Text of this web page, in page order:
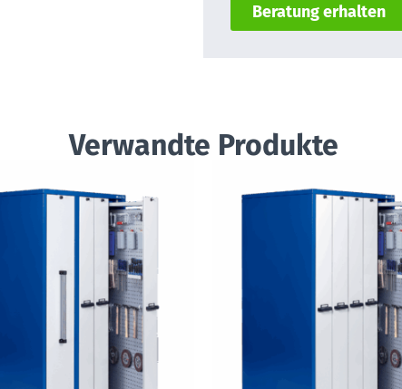
Beratung erhalten
Verwandte Produkte